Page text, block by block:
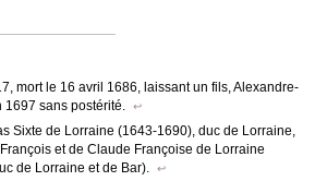
mort le 16 avril 1686, laissant un fils, Alexandre-
sans postérité.
↩
Sixte de Lorraine (1643-1690), duc de Lorraine,
et de Claude Françoise de Lorraine
de Lorraine et de Bar).
↩